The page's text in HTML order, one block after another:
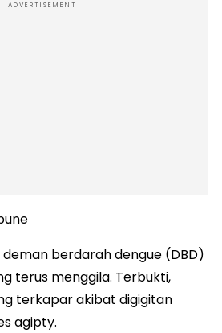
ADVERTISEMENT
berdarah dengue (DBD)
terus menggila. Terbukti,
terkapar akibat digigitan
agipty.